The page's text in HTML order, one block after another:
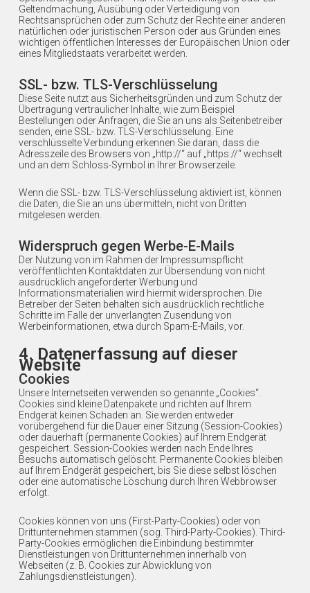
Geltendmachung, Ausübung oder Verteidigung von
Rechtsansprüchen oder zum Schutz der Rechte einer anderen
natürlichen oder juristischen Person oder aus Gründen eines
wichtigen öffentlichen Interesses der Europäischen Union oder
eines Mitgliedstaats verarbeitet werden.
SSL- bzw. TLS-Verschlüsselung
Diese Seite nutzt aus Sicherheitsgründen und zum Schutz der
Übertragung vertraulicher Inhalte, wie zum Beispiel
Bestellungen oder Anfragen, die Sie an uns als Seitenbetreiber
senden, eine SSL- bzw. TLS-Verschlüsselung. Eine
verschlüsselte Verbindung erkennen Sie daran, dass die
Adresszeile des Browsers von „http://“ auf „https://“ wechselt
und an dem Schloss-Symbol in Ihrer Browserzeile.
Wenn die SSL- bzw. TLS-Verschlüsselung aktiviert ist, können
die Daten, die Sie an uns übermitteln, nicht von Dritten
mitgelesen werden.
Widerspruch gegen Werbe-E-Mails
Der Nutzung von im Rahmen der Impressumspflicht
veröffentlichten Kontaktdaten zur Übersendung von nicht
ausdrücklich angeforderter Werbung und
Informationsmaterialien wird hiermit widersprochen. Die
Betreiber der Seiten behalten sich ausdrücklich rechtliche
Schritte im Falle der unverlangten Zusendung von
Werbeinformationen, etwa durch Spam-E-Mails, vor.
4. Datenerfassung auf dieser
Website
Cookies
Unsere Internetseiten verwenden so genannte „Cookies“.
Cookies sind kleine Datenpakete und richten auf Ihrem
Endgerät keinen Schaden an. Sie werden entweder
vorübergehend für die Dauer einer Sitzung (Session-Cookies)
oder dauerhaft (permanente Cookies) auf Ihrem Endgerät
gespeichert. Session-Cookies werden nach Ende Ihres
Besuchs automatisch gelöscht. Permanente Cookies bleiben
auf Ihrem Endgerät gespeichert, bis Sie diese selbst löschen
oder eine automatische Löschung durch Ihren Webbrowser
erfolgt.
Cookies können von uns (First-Party-Cookies) oder von
Drittunternehmen stammen (sog. Third-Party-Cookies). Third-
Party-Cookies ermöglichen die Einbindung bestimmter
Dienstleistungen von Drittunternehmen innerhalb von
Webseiten (z. B. Cookies zur Abwicklung von
Zahlungsdienstleistungen).